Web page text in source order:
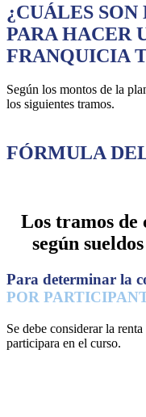
¿CUÁLES
PARA HACER
FRANQUICIA
Según los montos de la
los siguientes tramos.
FÓRMULA
Los tramos
según
Para determinar la
POR
Se debe considerar la
participara en el curso.